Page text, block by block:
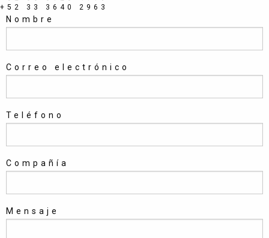
+52 33 3640 2963
Nombre
Correo electrónico
Teléfono
Compañía
Mensaje